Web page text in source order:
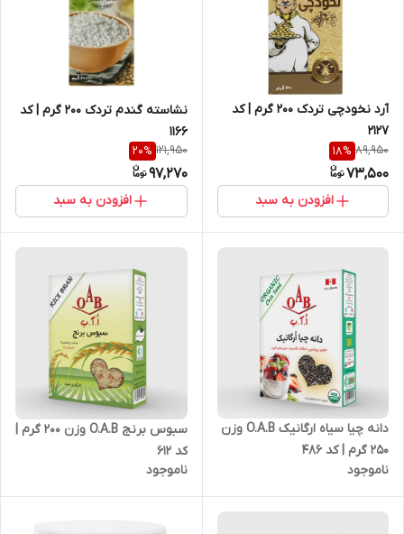
آرد نخودچی تردک 200 گرم | کد
2127
89,950
18%
73,500
افزودن به سبد
نشاسته گندم تردک 200 گرم | کد
1166
121,950
20%
97,270
افزودن به سبد
دانه چیا سیاه ارگانیک O.A.B وزن
250 گرم | کد 486
ناموجود
سبوس برنج O.A.B وزن 200 گرم |
کد 612
ناموجود